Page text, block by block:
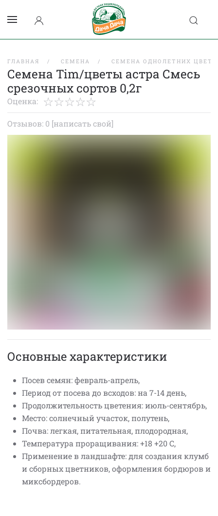
ГЛАВНАЯ СЕМЕНА СЕМЕНА ОДНОЛЕТНИХ
Семена Tim/цветы астра Смесь
срезочных сортов 0,2г
Оценка:
Отзывов: 0 [написать свой]
Основные характеристики
Посев семян: февраль-апрель,
Период от посева до всходов: на 7-14 день,
Продолжительность цветения: июль-сентябрь,
Место: солнечный участок, полутень,
Почва: легкая, питательная, плодородная,
Температура проращивания: +18 +20 С,
Применение в ландшафте: для создания клумб
и сборных цветников, оформления бордюров и
миксбордеров.